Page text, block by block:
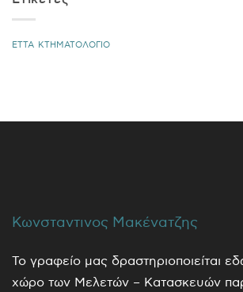
ΕΤΤΑ ΚΤΗΜΑΤΟΛΟΓΙΟ
Κωνσταντινος Μακένατζης
Το γραφείο μας δραστηριοποιείται
χώρο των Μελετών – Κατασκευών